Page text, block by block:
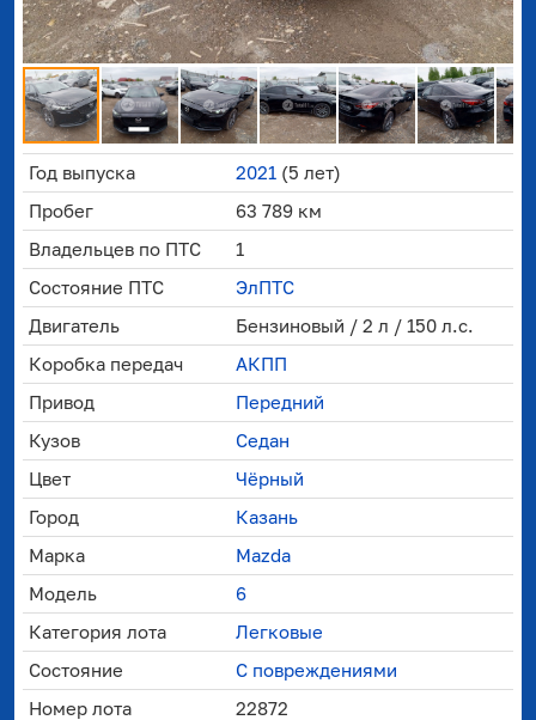
Год выпуска 2021 (5 лет)
Пробег
63 789 км
Владельцев по ПТС
1
Состояние ПТС
ЭлПТС
Двигатель
Бензиновый / 2 л / 150 л.с.
Коробка передач
АКПП
Привод
Передний
Кузов
Седан
Цвет
Чёрный
Город
Казань
Марка
Mazda
Модель
6
Категория лота
Легковые
Состояние
С повреждениями
Номер лота
22872